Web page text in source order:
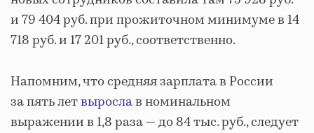
и 79 404 руб. при прожиточном минимуме в 14
718 руб. и 17 201 руб., соответственно.
Напомним, что средняя зарплата в России
за пять летвырослав номинальном
выражении в 1,8 раза — до 84 тыс. руб., следует